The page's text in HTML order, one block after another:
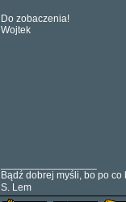
Do zobaczenia!
Wojtek
Bądź dobrej myśli, bo po co
S. Lem